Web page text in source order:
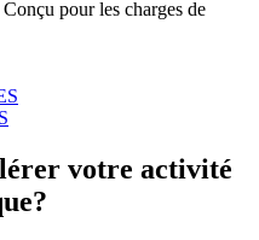
pour les charges de
votre activité